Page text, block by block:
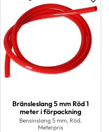
till i favoriter
Bränsleslang 5 mm Röd 1
meter i förpackning
Bensinslang 5 mm, Röd.
Meterpris